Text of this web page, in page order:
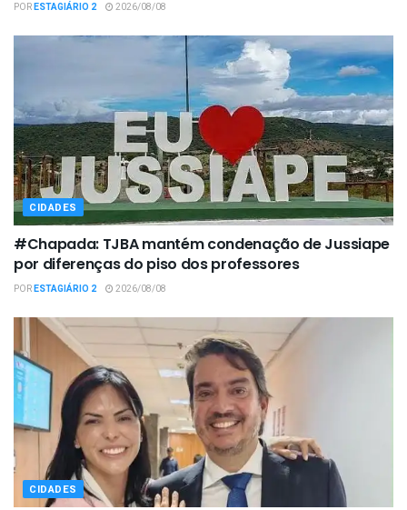
PORESTAGIÁRIO 2 2026/08/08
CIDADES
#Chapada: TJBA mantém condenação de Jussiape
por diferenças do piso dos professores
PORESTAGIÁRIO 2 2026/08/08
CIDADES